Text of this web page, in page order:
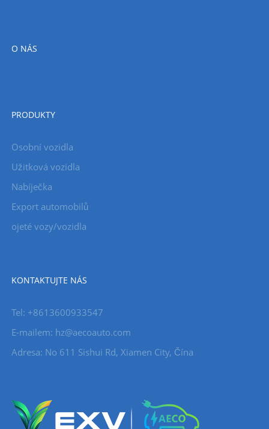
O NÁS
PRODUKTY
Osobní vozidla
Užitková vozidla
Nabíječka
Export automobilů
ojeté vozy/vozidla
KONTAKTUJTE NÁS
Tel: +8613600933547
E-mailem: hz@aecoauto.com
Adresa: No 611 Sishui Rd, Xiamen City, Čína